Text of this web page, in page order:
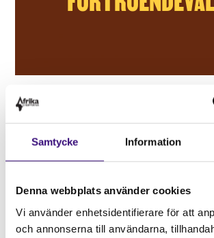
Samtycke Information
Denna webbplats använder cookies
Vi använder enhetsidentifierare för att
och annonserna till användarna,
ÅRSMÖTE